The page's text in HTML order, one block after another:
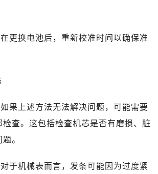
更换电池后，重新校准时间以确保准
果上述方法无法解决问题，可能需要
查。这包括检查机芯是否有磨损、脏
。
于机械表而言，发条可能因为过度紧